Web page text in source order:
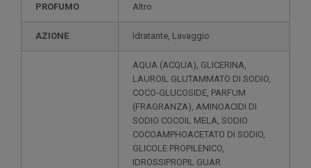
PROFUMO Altro
AZIONE Idratante, Lavaggio
AQUA (ACQUA), GLICERINA,
LAUROIL GLUTAMMATO DI SODIO,
COCO-GLUCOSIDE, PARFUM
(FRAGRANZA), AMINOACIDI DI
SODIO COCOIL MELA, SODIO
COCOAMPHOACETATO DI SODIO,
GLICOLE PROPILENICO,
IDROSSIPROPIL GUAR